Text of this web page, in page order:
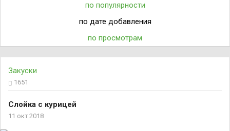
по популярности
по дате добавления
по просмотрам
Закуски
1651
Слойка с курицей
11 окт 2018